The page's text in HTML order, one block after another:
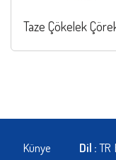
Taze Çökelek
Künye Dil :TR